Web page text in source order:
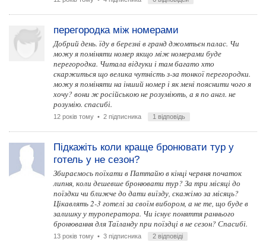
перегородка між номерами
Добрий день. їду в березні в гранд джомтьєн палас. Чи
можу я поміняти номер якщо між номерами буде
перегородка. Читала відгуки і там багато хто
скаржиться що велика чутність з-за тонкої перегородки.
можу я поміняти на інший номер і як мені пояснити чого я
хочу? вони ж російською не розуміють, а я по англ. не
розумію. спасибі.
12 років тому • 2 підписника 1 відповідь
Підкажіть коли краще бронювати тур у
готель у не сезон?
Збираємось поїхати в Паттайю в кінці червня початок
липня, коли дешевше бронювати тур? За три місяці до
поїздки чи ближче до дати виїзду, скажімо за місяць?
Цікавлять 2-3 готелі за своїм вибором, а не те, що буде в
залишку у туроператора. Чи існує поняття раннього
бронювання для Таїланду при поїздці в не сезон? Спасибі.
13 років тому • 3 підписника 2 відповіді